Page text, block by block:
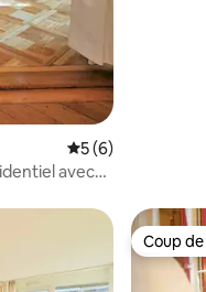
Évaluation
5 (6)
avec
Coup
Coup